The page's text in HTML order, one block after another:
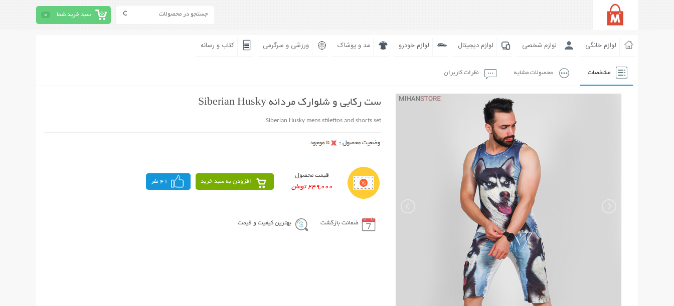
سبد خرید شما 0
لوازم خانگی لوازم شخصی لوازم دیجیتال لوازم خودرو مد و پوشاک ورزشی و سرگرمی کتاب و رسانه
مشخصات محصولات مشابه نظرات کاربران
ست رکابی و شلوارک مردانه Siberian Husky
Siberian Husky mens stilettos and shorts set
قیمت محصول
249,000 تومان
افزودن به سبد خرید 41 نفر
ضمانت بازگشت بهترین کیفیت و قیمت